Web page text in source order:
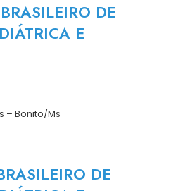
DE
E
– Bonito/Ms
DE